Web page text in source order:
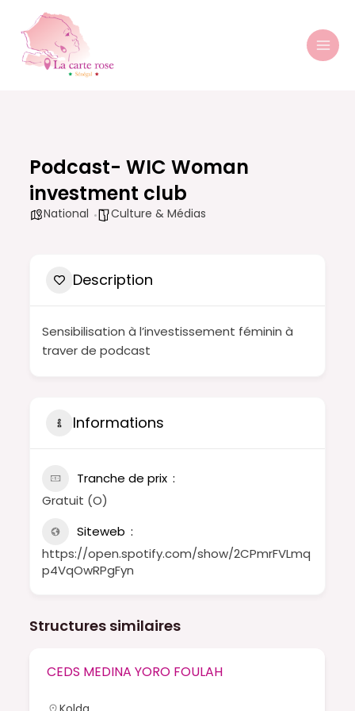
contenu
Podcast- WIC Woman
investment club
National Culture & Médias
Description
Sensibilisation à l’investissement féminin à
traver de podcast
Informations
Tranche de prix
Gratuit (O)
Siteweb
https://open.spotify.com/show/2CPmrFVLmq
p4VqOwRPgFyn
Structures similaires
CEDS MEDINA YORO FOULAH